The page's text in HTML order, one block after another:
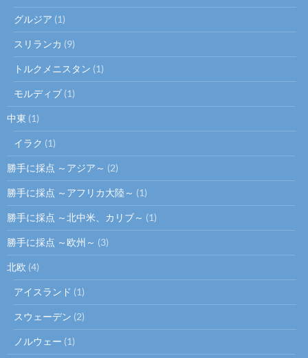
グルジア (1)
スリランカ (9)
トルクメニスタン (1)
モルディブ (1)
中東 (1)
イラク (1)
勝手に採点 ～アジア～ (2)
勝手に採点 ～アフリカ大陸～ (1)
勝手に採点 ～北中米、カリブ～ (1)
勝手に採点 ～欧州～ (3)
北欧 (4)
アイスランド (1)
スウェーデン (2)
ノルウェー (1)